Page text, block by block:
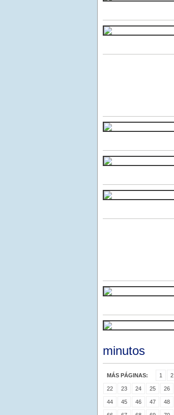
minutos
MÁS PÁGINAS: 1 2
22 23 24 25 26
44 45 46 47 48